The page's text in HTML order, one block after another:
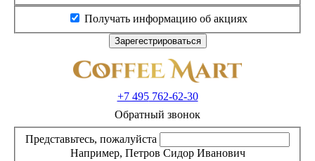
Получать информацию об акциях
+7 495762-62-30
Обратный звонок
Представьтесь, пожалуйста
Например, Петров Сидор Иванович